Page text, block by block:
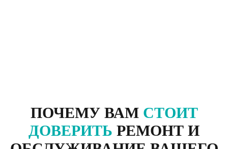
ПОЧЕМУ ВАМ СТОИТ
ДОВЕРИТЬ РЕМОНТ И